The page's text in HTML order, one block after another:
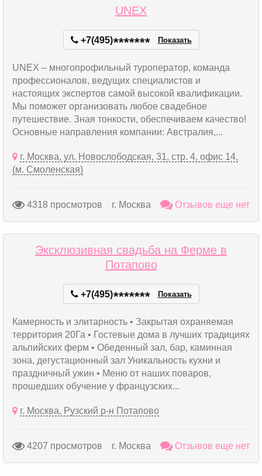
UNEX
+7(495)******* Показать
UNEX – многопрофильный туроператор, команда
профессионалов, ведущих специалистов и
настоящих экспертов самой высокой квалификации.
Мы поможет организовать любое свадебное
путешествие. Зная тонкости, обеспечиваем качество!
Основные направления компании: Австралия,...
г. Москва, ул. Новослободская, 31, стр. 4, офис 14,
(м. Смоленская)
4318 просмотров г. Москва Отзывов еще нет
Эксклюзивная свадьба на Ферме в
Потапово
+7(495)******* Показать
Камерность и элитарность • Закрытая охраняемая
территория 20Га • Гостевые дома в лучших традициях
альпийских ферм • Обеденный зал, бар, каминная
зона, дегустационный зал Уникальность кухни и
праздничный ужин • Меню от наших поваров,
прошедших обучение у французских...
г. Москва, Рузский р-н Потапово
4207 просмотров г. Москва Отзывов еще нет